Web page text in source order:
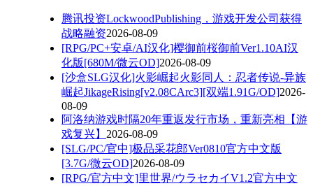
腾讯投资LockwoodPublishing，游戏开发公司获得
战略融资2026-08-09
[RPG/PC+安卓/AI汉化]樱御前桜御前Ver1.10AI汉
化版[680M/微云OD]2026-08-09
[沙盒SLG汉化]火影崛起火影同人：忍者传说-异族
崛起JikageRising[v2.08CArc3][双端1.91G/OD]2026-
08-09
阿洛纳游戏时隔20年重返发行市场，重新亮相【游
戏复兴】 2026-08-09
[SLG/PC/官中]极品采花郎Ver0810官方中文版
[3.7G/微云OD]2026-08-09
[RPG/官方中文]里世界/ウラセカイV1.2官方中文